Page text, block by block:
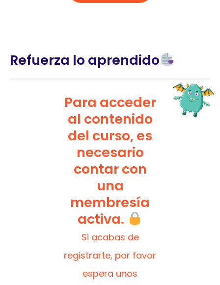
Refuerza lo aprendido
Para acceder
al contenido
del curso, es
necesario
contar con
una
membresía
activa.
Si acabas de
registrarte, por favor
espera unos